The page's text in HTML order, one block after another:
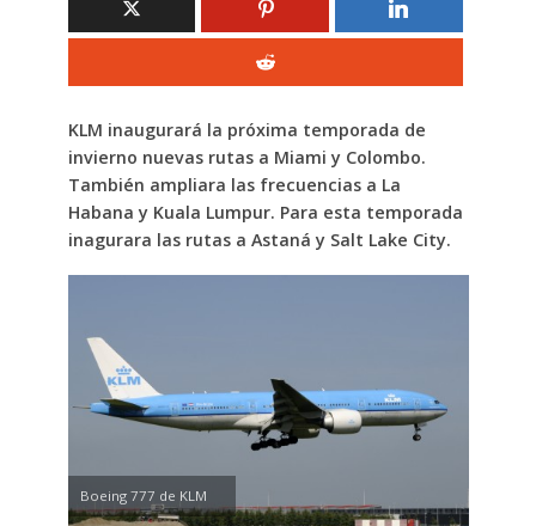
KLM inaugurará la próxima temporada de
invierno nuevas rutas a Miami y Colombo.
También ampliara las frecuencias a La
Habana y Kuala Lumpur. Para esta temporada
inagurara las rutas a Astaná y Salt Lake City.
Boeing 777 de KLM